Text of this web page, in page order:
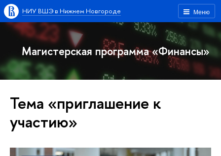
Меню
НИУ ВШЭ в Нижнем Новгороде
Магистерская программа «Финансы»
Тема «приглашение к
участию»